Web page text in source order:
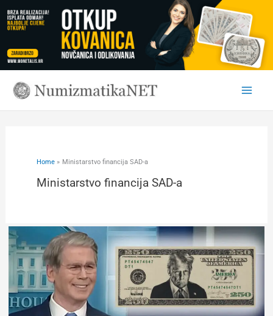
to
content
Home Ministarstvo financija SAD-a
Ministarstvo financija SAD-a